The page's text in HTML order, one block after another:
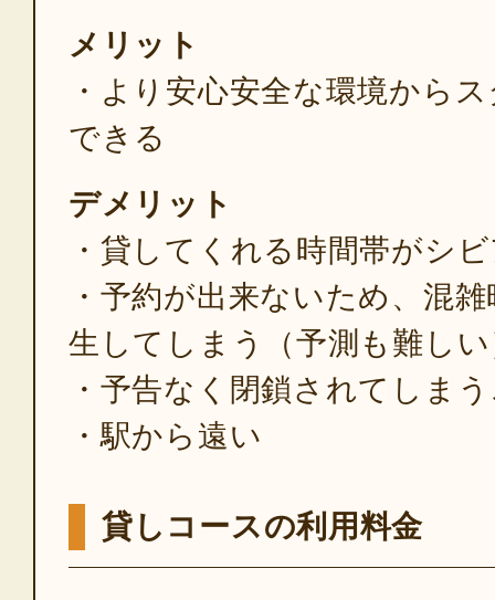
メリット
・より安心安全な環境から
できる
デメリット
・貸してくれる時間帯がシ
・予約が出来ないため、混
生してしまう（予測も難し
・予告なく閉鎖されてしま
・駅から遠い
貸しコースの利用料金